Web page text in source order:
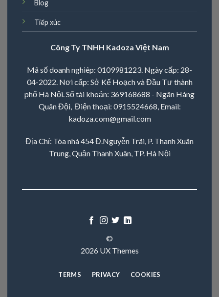
Blog
Tiếp xúc
Công Ty TNHH Kadoza Việt Nam
Mã số doanh nghiêp: 0109981223. Ngày cấp: 28-
04-2022. Nơi cấp: Sở Kế Hoạch và Đầu Tư thành
phố Hà Nội. Số tài khoản: 369168688 - Ngân Hàng
Quân Đội, Điện thoại: 0915524668, Email:
kadoza.com@gmail.com
Địa Chỉ: Tòa nhà 454 Đ.Nguyễn Trãi, P. Thanh Xuân
Trung, Quận Thanh Xuân, TP. Hà Nội
©
2026 UX Themes
TERMS PRIVACY COOKIES